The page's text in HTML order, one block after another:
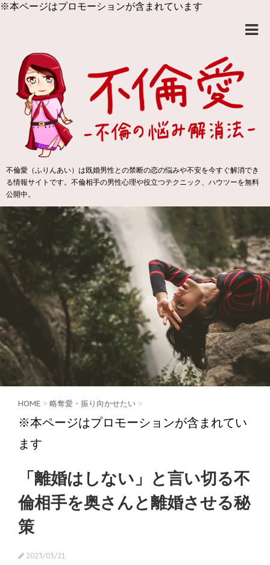
※本ページはプロモーションが含まれています
不倫愛（ふりんあい）は既婚男性との禁断の恋の悩みや不安を今すぐ解消でき
る情報サイトです。不倫相手の男性心理や役立つテクニック、ハウツーを無料
公開中。
HOME > 略奪愛・振り向かせたい >
※本ページはプロモーションが含まれてい
ます
「離婚はしない」と言い切る不
倫相手を奥さんと離婚させる秘
策
2023/03/21